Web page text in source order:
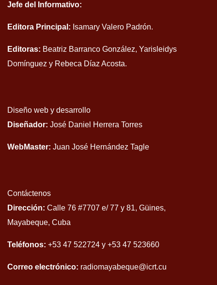
Jefe del Informativo:
Editora Principal: Isamary Valero Padrón.
Editoras: Beatriz Barranco González, Yarisleidys
Domínguez y Rebeca Díaz Acosta.
Diseño web y desarrollo
Diseñador: José Daniel Herrera Torres
WebMaster: Juan José Hernández Tagle
Contáctenos
Dirección: Calle 76 #7707 e/ 77 y 81, Güines,
Mayabeque, Cuba
Teléfonos: +53 47 522724 y +53 47 523660
Correo electrónico: radiomayabeque@icrt.cu